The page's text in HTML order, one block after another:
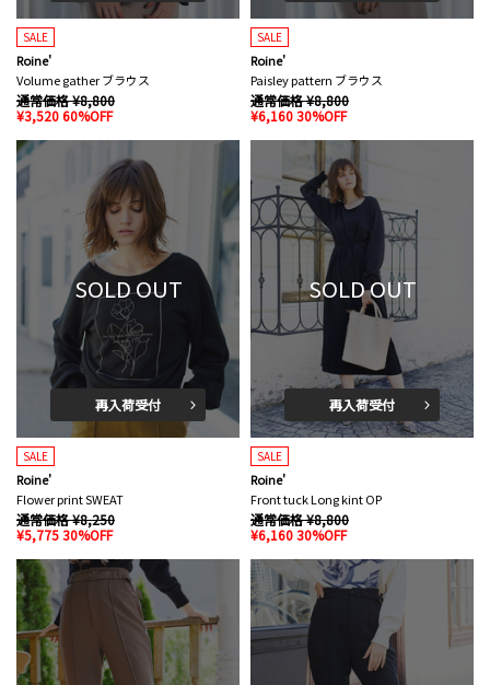
SALE
Roine'
Volume gather ブラウス
通常価格 ¥8,800
¥3,520 60%OFF
SALE
Roine'
Paisley pattern ブラウス
通常価格 ¥8,800
¥6,160 30%OFF
SOLD OUT
再入荷受付
SALE
Roine'
Flower print SWEAT
通常価格 ¥8,250
¥5,775 30%OFF
SOLD OUT
再入荷受付
SALE
Roine'
Front tuck Long kint OP
通常価格 ¥8,800
¥6,160 30%OFF